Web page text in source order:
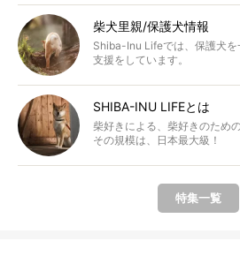
柴犬里親/保護犬情報
Shiba-Inu Lifeでは、保護犬
支援をしています。
SHIBA-INU LIFEとは
柴好きによる、柴好きのため
その規模は、日本最大級！
特集一覧